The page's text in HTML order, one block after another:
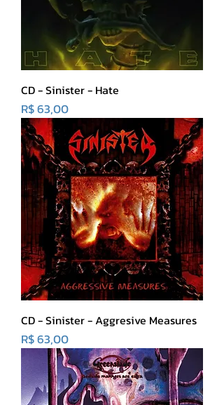
CD - Sinister - Hate
Preço
R$ 63,00
CD - Sinister - Aggresive Measures
Preço
R$ 63,00